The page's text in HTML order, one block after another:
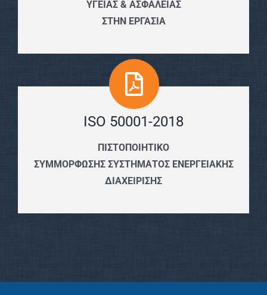
ΥΓΕΙΑΣ & ΑΣΦΑΛΕΙΑΣ
ΣΤΗΝ ΕΡΓΑΣΙΑ
ISO 50001-2018
ΠΙΣΤΟΠΟΙΗΤΙΚΟ
ΣΥΜΜΟΡΦΩΣΗΣ ΣΥΣΤΗΜΑΤΟΣ ΕΝΕΡΓΕΙΑΚΗΣ
ΔΙΑΧΕΙΡΙΣΗΣ